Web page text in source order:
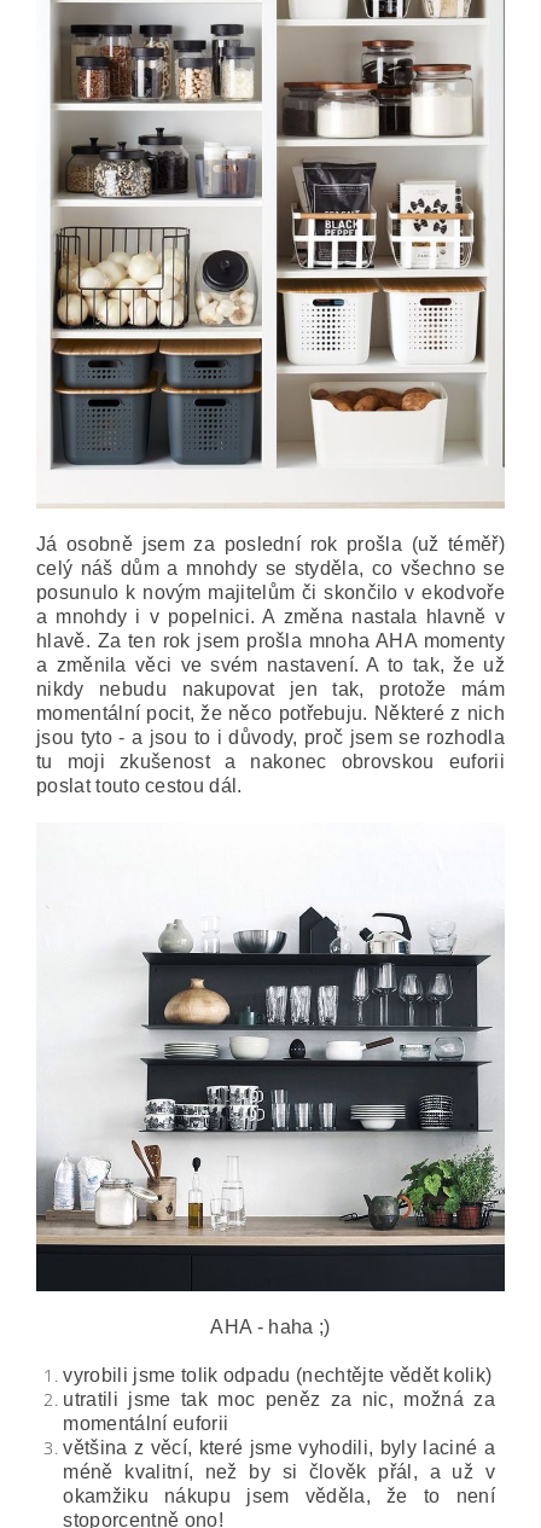
Já osobně jsem za poslední rok prošla (už téměř)
celý náš dům a mnohdy se styděla, co všechno se
posunulo k novým majitelům či skončilo v ekodvoře
a mnohdy i v popelnici. A změna nastala hlavně v
hlavě. Za ten rok jsem prošla mnoha AHA momenty
a změnila věci ve svém nastavení. A to tak, že už
nikdy nebudu nakupovat jen tak, protože mám
momentální pocit, že něco potřebuju. Některé z nich
jsou tyto - a jsou to i důvody, proč jsem se rozhodla
tu moji zkušenost a nakonec obrovskou euforii
poslat touto cestou dál.
AHA - haha ;)
vyrobili jsme tolik odpadu (nechtějte vědět kolik)
utratili jsme tak moc peněz za nic, možná za
momentální euforii
většina z věcí, které jsme vyhodili, byly laciné a
méně kvalitní, než by si člověk přál, a už v
okamžiku nákupu jsem věděla, že to není
stoporcentně ono!